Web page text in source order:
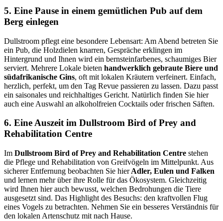
5. Eine Pause in einem gemütlichen Pub auf dem
Berg einlegen
Dullstroom pflegt eine besondere Lebensart: Am Abend betreten Sie
ein Pub, die Holzdielen knarren, Gespräche erklingen im
Hintergrund und Ihnen wird ein bernsteinfarbenes, schaumiges Bier
serviert. Mehrere Lokale bieten handwerklich gebraute Biere und
südafrikanische Gins, oft mit lokalen Kräutern verfeinert. Einfach,
herzlich, perfekt, um den Tag Revue passieren zu lassen. Dazu passt
ein saisonales und reichhaltiges Gericht. Natürlich finden Sie hier
auch eine Auswahl an alkoholfreien Cocktails oder frischen Säften.
6. Eine Auszeit im Dullstroom Bird of Prey and
Rehabilitation Centre
Im Dullstroom Bird of Prey and Rehabilitation Centre stehen
die Pflege und Rehabilitation von Greifvögeln im Mittelpunkt. Aus
sicherer Entfernung beobachten Sie hierAdler, Eulen und Falken
und lernen mehr über ihre Rolle für das Ökosystem. Gleichzeitig
wird Ihnen hier auch bewusst, welchen Bedrohungen die Tiere
ausgesetzt sind. Das Highlight des Besuchs: den kraftvollen Flug
eines Vogels zu betrachten. Nehmen Sie ein besseres Verständnis für
den lokalen Artenschutz mit nach Hause.